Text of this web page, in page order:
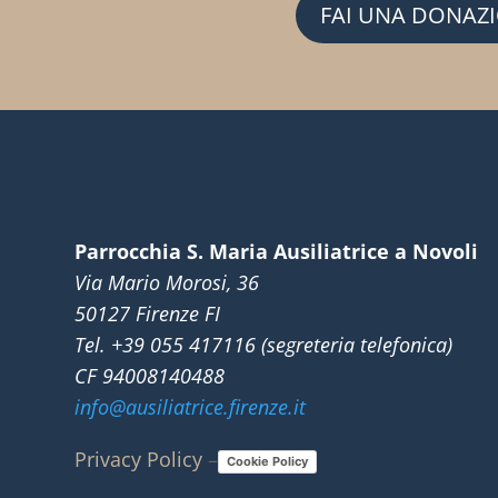
FAI UNA
Parrocchia S. Maria Ausiliatrice a Novoli
Via Mario Morosi, 36
50127 Firenze FI
Tel. +39 055 417116 (segreteria telefonica)
CF 94008140488
info@ausiliatrice.firenze.it
Privacy Policy – Cookie Policy